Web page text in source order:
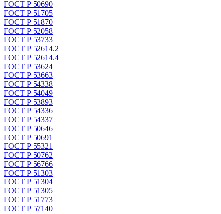
ГОСТ Р 50690
ГОСТ Р 51705
ГОСТ Р 51870
ГОСТ Р 52058
ГОСТ Р 53733
ГОСТ Р 52614.2
ГОСТ Р 52614.4
ГОСТ Р 53624
ГОСТ Р 53663
ГОСТ Р 54338
ГОСТ Р 54049
ГОСТ Р 53893
ГОСТ Р 54336
ГОСТ Р 54337
ГОСТ Р 50646
ГОСТ Р 50691
ГОСТ Р 55321
ГОСТ Р 50762
ГОСТ Р 56766
ГОСТ Р 51303
ГОСТ Р 51304
ГОСТ Р 51305
ГОСТ Р 51773
ГОСТ Р 57140